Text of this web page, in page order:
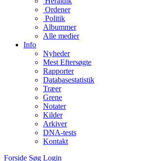
Ordener
Politik
Albummer
Alle medier
Info
Nyheder
Mest Eftersøgte
Rapporter
Databasestatistik
Træer
Grene
Notater
Kilder
Arkiver
DNA-tests
Kontakt
Forside Søg Login